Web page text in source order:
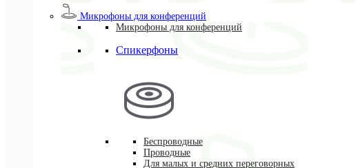
Микрофоны для конференций
Микрофоны для конференций
Спикерфоны
Беспроводные
Проводные
Для малых и средних переговорных